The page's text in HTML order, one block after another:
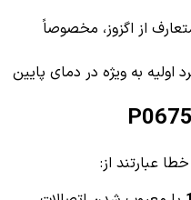
از اگزوز، مخصوصاً
اولیه به ویژه در دمای پایین
عبارتند از: